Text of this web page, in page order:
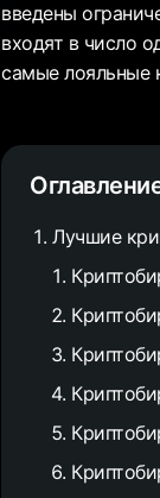
введены
входят в число
самые лояльные
Лучшие